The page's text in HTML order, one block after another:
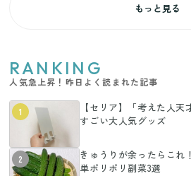
もっと見る
RANKING
人気急上昇！昨日よく読まれた記事
1
【セリア】「考えた人
すごい大人気グッズ
2
きゅうりが余ったらこれ
単ポリポリ副菜3選